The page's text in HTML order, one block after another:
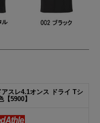
スレ4.1オンス ドライ Tシ
【5900】